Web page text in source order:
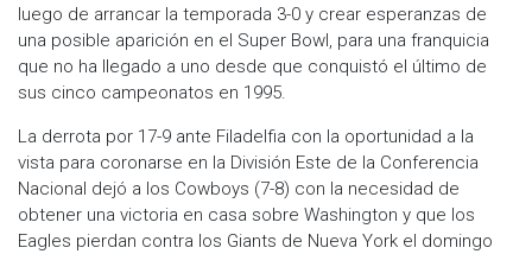
luego de arrancar la temporada 3-0 y crear esperanzas de
una posible aparición en el Super Bowl, para una franquicia
que no ha llegado a uno desde que conquistó el último de
sus cinco campeonatos en 1995.
La derrota por 17-9 ante Filadelfia con la oportunidad a la
vista para coronarse en la División Este de la Conferencia
Nacional dejó a los Cowboys (7-8) con la necesidad de
obtener una victoria en casa sobre Washington y que los
Eagles pierdan contra los Giants de Nueva York el domingo